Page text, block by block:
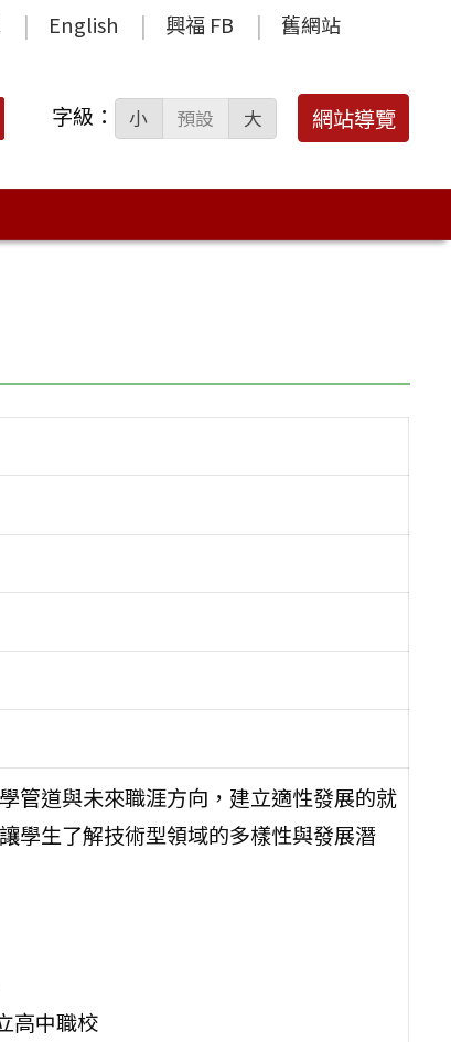
English 興福 FB 舊網站
搜
字級： 小 預設 大 網站導覽
管道與未來職涯方向，建立適性發展的就
學生了解技術型領域的多樣性與發展潛
高中職校